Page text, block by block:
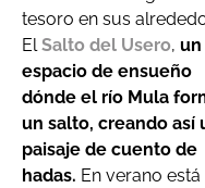
tesoro en sus
ElSalto del Usero, un
espacio de ensueño
dónde el río Mula
un salto, creando así
paisaje de cuento de
hadas. En verano está